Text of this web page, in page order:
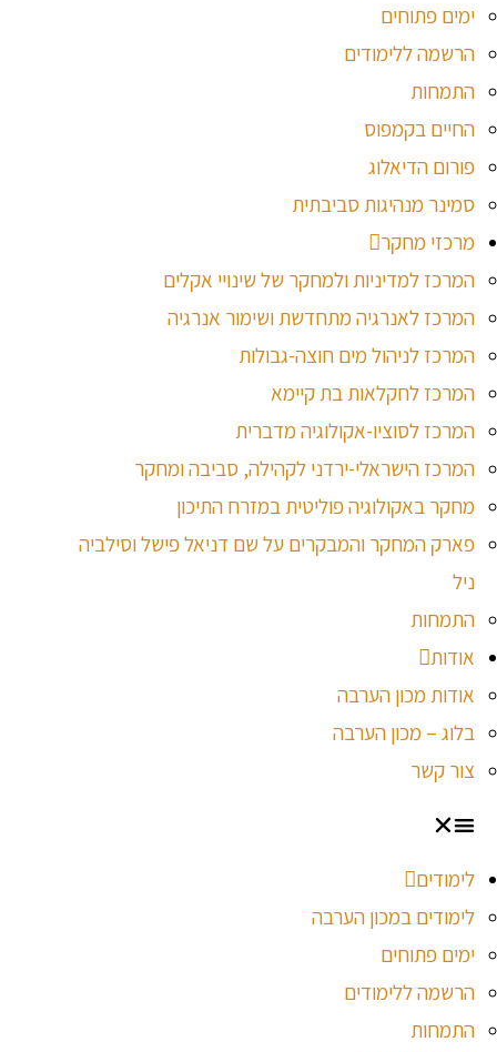
ימים פתוחים
הרשמה ללימודים
התמחות
החיים בקמפוס
פורום הדיאלוג
סמינר מנהיגות סביבתית
מרכזי מחקר
המרכז למדיניות ולמחקר של שינויי אקלים
המרכז לאנרגיה מתחדשת ושימור אנרגיה
המרכז לניהול מים חוצה-גבולות
המרכז לחקלאות בת קיימא
המרכז לסוציו-אקולוגיה מדברית
המרכז הישראלי-ירדני לקהילה, סביבה ומחקר
מחקר באקולוגיה פוליטית במזרח התיכון
פארק המחקר והמבקרים על שם דניאל פישל וסילביה
ניל
התמחות
אודות
אודות מכון הערבה
בלוג – מכון הערבה
צור קשר
לימודים
לימודים במכון הערבה
ימים פתוחים
הרשמה ללימודים
התמחות